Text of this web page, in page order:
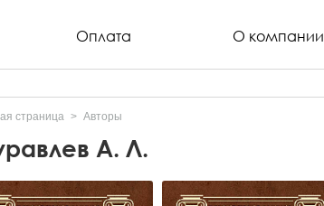
Оплата О компании
страница Авторы
А. Л.